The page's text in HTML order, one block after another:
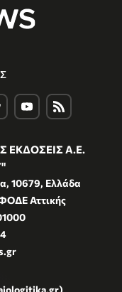
ΕΚΔΟΣΕΙΣ Α.Ε.
10679, Ελλάδα
Αττικής